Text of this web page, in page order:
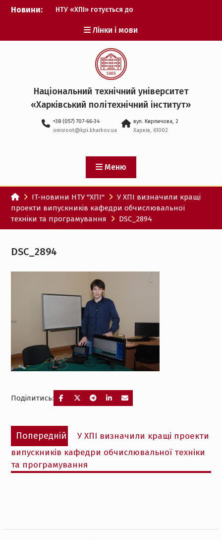
Перейти
Новини:
НТУ «ХПІ» готується до
Музичні таланти ХПІ
запрошуються на
Всеукраїнський
фестиваль «Червона
рута – 2027»
ХПІ уклав угоду про
партнерство з ДержНДІ
технологій кібербезпеки
Головнокомандувачем
Збройних Сил України
участю ХПІ обговорили
перспективи українсько-
іспанського
технологічного
партнерства
Лінки і мови
Національний технічний університет
«Харківський політехнічний iнститут»
+38 (057) 707-66-34
omsroot@kpi.kharkov.ua
вул. Кирпичова, 2
Харків, 61002
Меню
IT-новини НТУ "ХПІ"
У ХПІ визначили кращі
проекти випускників кафедри обчислювальної
техніки та програмування
DSC_2894
DSC_2894
Поділитись:
Навігація
записів
Попередній
Попередній
запис:
У ХПІ визначили кращі проекти
випускників кафедри обчислювальної техніки
та програмування